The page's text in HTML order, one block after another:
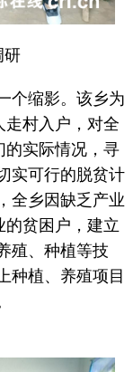
缩影。该乡为
走村入户，对全
的实际情况，寻
实可行的脱贫计
全乡因缺乏产业
的贫困户，建立
殖、种植等技
种植、养殖项目